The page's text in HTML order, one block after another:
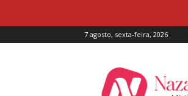
7 agosto, sexta-feira, 2026